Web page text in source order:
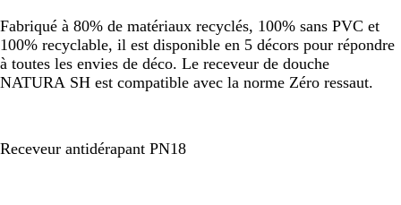
Fabriqué à 80% de matériaux recyclés, 100% sans PVC et
100% recyclable, il est disponible en 5 décors pour répondre
à toutes les envies de déco. Le receveur de douche
NATURA SH est compatible avec la norme Zéro ressaut.
Receveur antidérapant PN18